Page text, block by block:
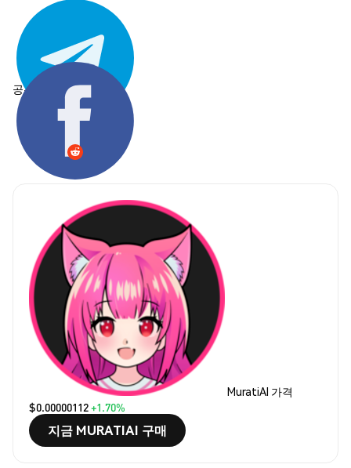
공유하기:
MuratiAI 가격
$0.00000112+1.70%
지금 MURATIAI 구매